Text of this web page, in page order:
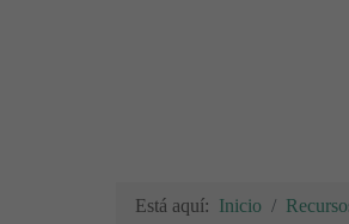
Está aquí: Inicio